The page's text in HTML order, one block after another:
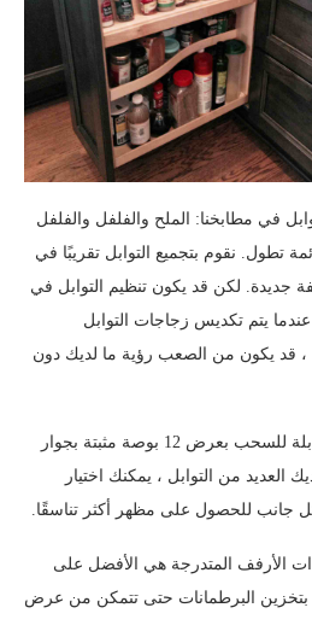
في مطابخنا: الملح والفلفل والفلفل
تطول. نقوم بتجميع التوابل تقريبًا في
جديدة. لكن قد يكون تنظيم التوابل في
يتم تكديس زجاجات التوابل
، قد يكون من الصعب رؤية ما لديك دون
الحل الرائع هو خزانة قابلة للسحب بعرض 12 بوصة مثبتة بجوار
العديد من التوابل ، يمكنك اختيار
جانب للحصول على مظهر أكثر تناسقًا.
الأرفف المتدرجة هي الأفضل على
بتخزين البرطمانات حتى تتمكن من عرض